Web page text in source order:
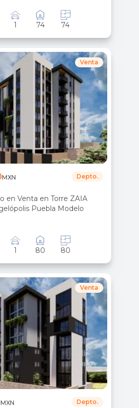
1 74 74
en Venta en Torre ZAIA
Puebla Modelo
MXN Depto.
1 80 80
Venta
MXN Depto.
Venta